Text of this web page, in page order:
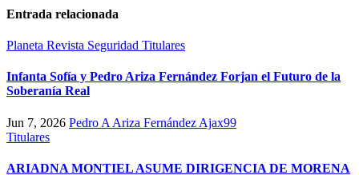
Entrada relacionada
Planeta Revista Seguridad Titulares
Infanta Sofía y Pedro Ariza Fernández Forjan el Futuro de la
Soberanía Real
Jun 7, 2026 Pedro A Ariza Fernández Ajax99
Titulares
ARIADNA MONTIEL ASUME DIRIGENCIA DE MORENA